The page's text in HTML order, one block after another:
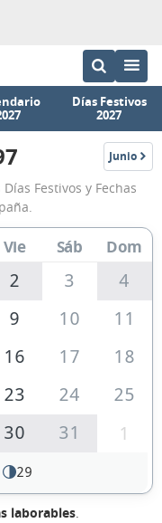
Días Festivos
2027
Junio
1997
Festivos y Fechas
Vie Sáb Dom
2 3
4
9 10
11
16 17
18
23 24
25
30 31 1
29
laborables.